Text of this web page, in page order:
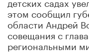
этом сообщил
области Андрей
совещания с
региональными